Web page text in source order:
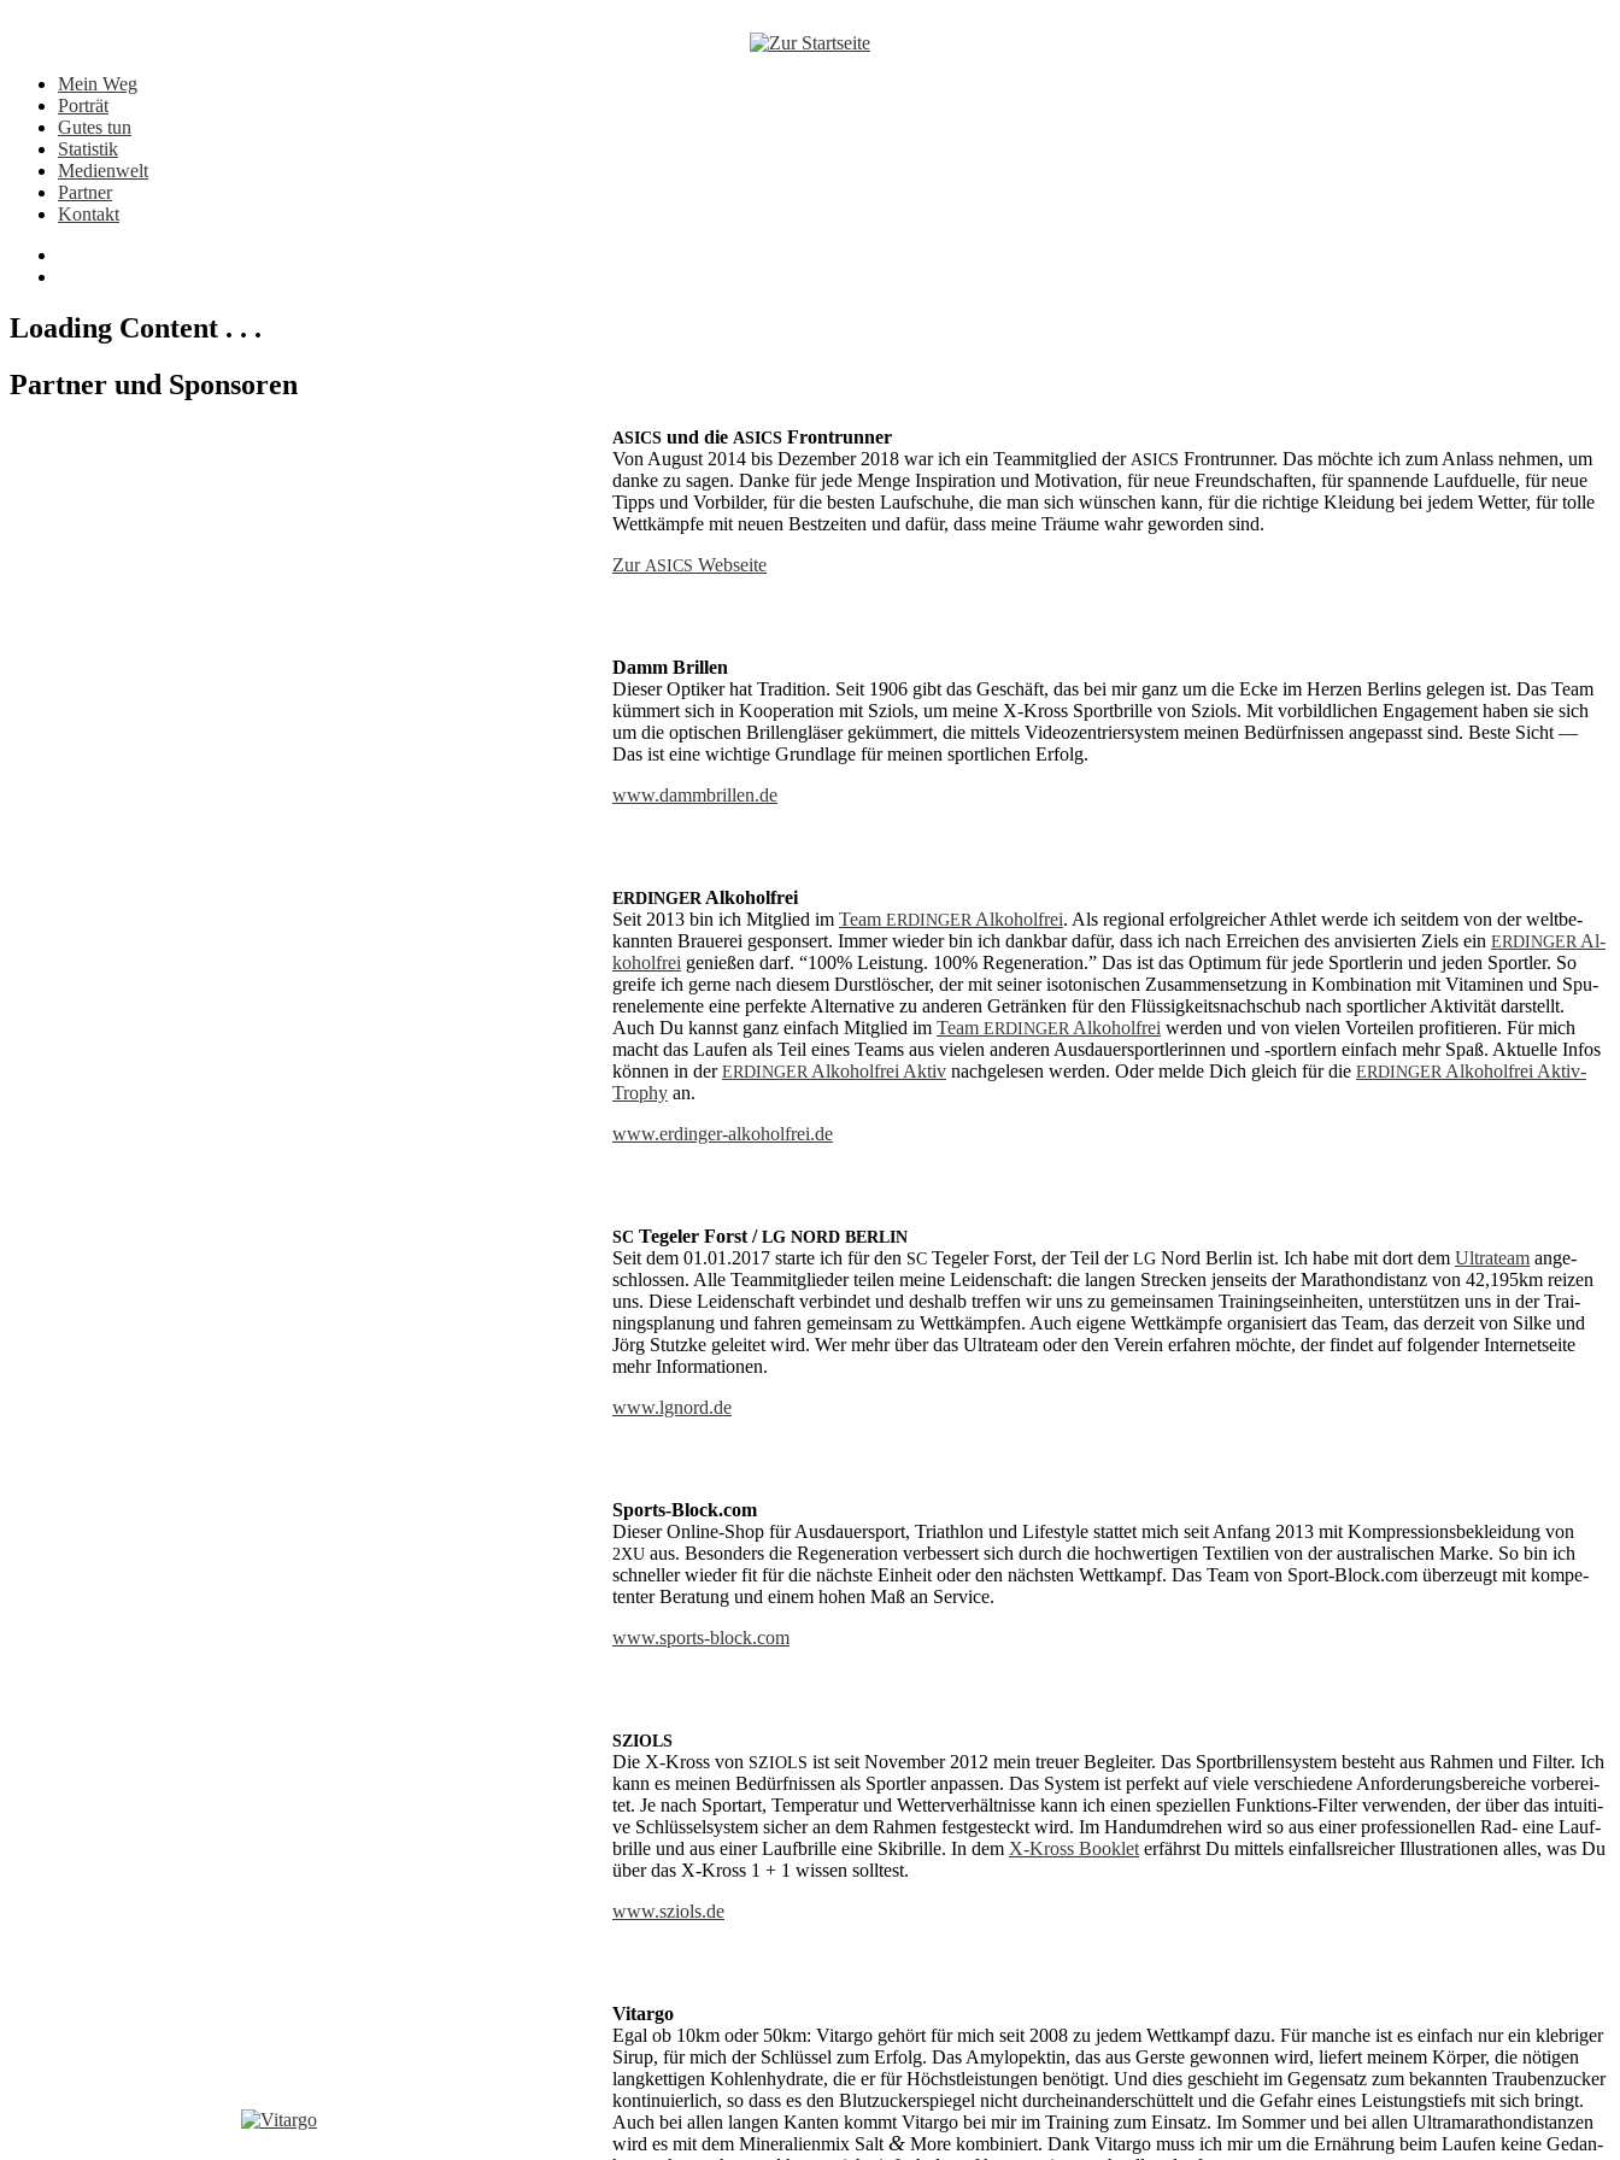
Mein Weg
Porträt
Gutes tun
Statistik
Medienwelt
Partner
Kontakt
Loading Content . . .
Partner und Sponsoren
ASICS und die ASICS Frontrun­ner
Von Au­gust 2014 bis De­zem­ber 2018 war ich ein Team­mit­glied der ASICS Frontrun­ner. Das möch­te ich zum An­lass neh­men, um
dan­ke zu sa­gen. Dan­ke für jede Men­ge In­spi­ra­ti­on und Mo­ti­va­ti­on, für neue Freund­schaf­ten, für span­nen­de Lauf­du­el­le, für neue
Tipps und Vor­bil­der, für die bes­ten Lauf­schu­he, die man sich wün­schen kann, für die rich­ti­ge Klei­dung bei je­dem Wet­ter, für tol­le
Wett­kämp­fe mit neu­en Best­zei­ten und da­für, dass mei­ne Träu­me wahr ge­wor­den sind.
Zur ASICS Web­sei­te
Damm Bril­len
Die­ser Op­ti­ker hat Tra­di­ti­on. Seit 1906 gibt das Ge­schäft, das bei mir ganz um die Ecke im Her­zen Ber­lins ge­le­gen ist. Das Team
küm­mert sich in Ko­ope­ra­ti­on mit Szi­ols, um mei­ne X-Kross Sport­bril­le von Szi­ols. Mit vor­bild­li­chen En­ga­ge­ment ha­ben sie sich
um die op­ti­schen Bril­len­glä­ser ge­küm­mert, die mit­tels Vi­deo­zen­trier­sys­tem mei­nen Be­dürf­nis­sen an­ge­passt sind. Bes­te Sicht —
Das ist eine wich­ti­ge Grund­la­ge für mei­nen sport­li­chen Er­folg.
www.dammbrillen.de
ERDINGER Al­ko­hol­frei
Seit 2013 bin ich Mit­glied im Team ERDINGER Al­ko­hol­frei. Als re­gio­nal er­folg­rei­cher Ath­let wer­de ich seit­dem von der welt­be­
kann­ten Braue­rei ge­spon­sert. Im­mer wie­der bin ich dank­bar da­für, dass ich nach Er­rei­chen des an­vi­sier­ten Ziels ein ERDINGER Al­
ko­hol­frei ge­nie­ßen darf. “100% Leis­tung. 100% Re­ge­ne­ra­ti­on.” Das ist das Op­ti­mum für jede Sport­le­rin und je­den Sport­ler. So
grei­fe ich ger­ne nach die­sem Durst­lö­scher, der mit sei­ner iso­to­ni­schen Zu­sam­men­set­zung in Kom­bi­na­ti­on mit Vit­ami­nen und Spu­
ren­ele­men­te eine per­fek­te Al­ter­na­ti­ve zu an­de­ren Ge­trän­ken für den Flüs­sig­keits­nach­schub nach sport­li­cher Ak­ti­vi­tät dar­stellt.
Auch Du kannst ganz ein­fach Mit­glied im Team ERDINGER Al­ko­hol­frei wer­den und von vie­len Vor­tei­len pro­fi­tie­ren. Für mich
macht das Lau­fen als Teil ei­nes Teams aus vie­len an­de­ren Aus­dau­er­sport­le­rin­nen und -sport­lern ein­fach mehr Spaß. Ak­tu­el­le In­fos
kön­nen in derERDINGER Al­ko­hol­frei Ak­tiv nach­ge­le­sen wer­den. Oder mel­de Dich gleich für die ERDINGER Al­ko­hol­frei Ak­tiv-
Tro­phy an.
www.erdinger-alkoholfrei.de
SC Te­geler Forst /LG NORD BERLIN
Seit dem 01.01.2017 star­te ich für den SC Te­geler Forst, der Teil derLG Nord Ber­lin ist. Ich habe mit dort dem Ul­tra­team an­ge­
schlos­sen. Alle Team­mit­glie­der tei­len mei­ne Lei­den­schaft: die lan­gen Stre­cken jen­seits der Ma­ra­thon­di­stanz von 42,195km rei­zen
uns. Die­se Lei­den­schaft ver­bin­det und des­halb tref­fen wir uns zu ge­mein­sa­men Trai­nings­ein­hei­ten, un­ter­stüt­zen uns in der Trai­
nings­pla­nung und fah­ren ge­mein­sam zu Wett­kämp­fen. Auch ei­ge­ne Wett­kämp­fe or­ga­ni­siert das Team, das der­zeit von Sil­ke und
Jörg Stutz­ke ge­lei­tet wird. Wer mehr über das Ul­tra­team oder den Ver­ein er­fah­ren möch­te, der fin­det auf fol­gen­der In­ter­net­sei­te
mehr In­for­ma­tio­nen.
www.lgnord.de
Sports-Block.com
Die­ser On­line-Shop für Aus­dau­er­sport, Tri­ath­lon und Life­style stat­tet mich seit An­fang 2013 mit Kom­pres­si­ons­be­klei­dung von
2XU aus. Be­son­ders die Re­ge­ne­ra­ti­on ver­bes­sert sich durch die hoch­wer­ti­gen Tex­ti­li­en von der aus­tra­li­schen Mar­ke. So bin ich
schnel­ler wie­der fit für die nächs­te Ein­heit oder den nächs­ten Wett­kampf. Das Team von Sport-Block.com über­zeugt mit kom­pe­
ten­ter Be­ra­tung und ei­nem ho­hen Maß an Ser­vice.
www.sports-block.com
SZIOLS
Die X-Kross von SZIOLS ist seit No­vem­ber 2012 mein treu­er Be­glei­ter. Das Sport­bril­len­sys­tem be­steht aus Rah­men und Fil­ter. Ich
kann es mei­nen Be­dürf­nis­sen als Sport­ler an­pas­sen. Das Sys­tem ist per­fekt auf vie­le ver­schie­de­ne An­for­de­rungs­be­rei­che vor­be­rei­
tet. Je nach Sport­art, Tem­pe­ra­tur und Wet­ter­ver­hält­nis­se kann ich ei­nen spe­zi­el­len Funk­ti­ons-Fil­ter ver­wen­den, der über das in­tui­ti­
ve Schlüs­sel­sys­tem si­cher an dem Rah­men fest­ge­steckt wird. Im Hand­um­dre­hen wird so aus ei­ner pro­fes­sio­nel­len Rad- eine Lauf­
bril­le und aus ei­ner Lauf­bril­le eine Ski­bril­le. In dem X-Kross Book­let er­fährst Du mit­tels ein­falls­rei­cher Il­lus­tra­tio­nen al­les, was Du
über das X-Kross 1 + 1 wis­sen soll­test.
www.sziols.de
Vi­tar­go
Egal ob 10km oder 50km: Vi­tar­go ge­hört für mich seit 2008 zu je­dem Wett­kampf dazu. Für man­che ist es ein­fach nur ein kleb­ri­ger
Si­rup, für mich der Schlüs­sel zum Er­folg. Das Amy­lo­pek­tin, das aus Gers­te ge­won­nen wird, lie­fert mei­nem Kör­per, die nö­ti­gen
lang­ket­ti­gen Koh­len­hy­dra­te, die er für Höchst­leis­tun­gen be­nö­tigt. Und dies ge­schieht im Ge­gen­satz zum be­kann­ten Trau­ben­zu­cker
kon­ti­nu­ier­lich, so dass es den Blut­zu­cker­spie­gel nicht durch­ein­an­der­schüt­telt und die Ge­fahr ei­nes Leis­tungs­tiefs mit sich bringt.
Auch bei al­len lan­gen Kan­ten kommt Vi­tar­go bei mir im Trai­ning zum Ein­satz. Im Som­mer und bei al­len Ul­tra­ma­ra­thon­di­stan­zen
wird es mit dem Mi­ne­ra­li­en­mix Salt & More kom­bi­niert. Dank Vi­tar­go muss ich mir um die Er­näh­rung beim Lau­fen kei­ne Ge­dan­